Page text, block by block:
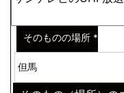
そのものの場所 *